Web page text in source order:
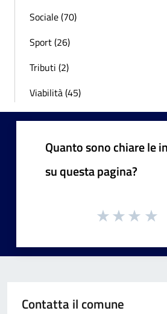
Sociale (70)
Sport (26)
Tributi (2)
Viabilità (45)
Quanto sono chiare le
su questa pagina?
Contatta il comune